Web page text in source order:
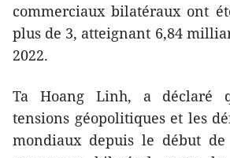
commerciaux bilatéraux ont
plus de 3, atteignant 6,84
2022.
Ta Hoang Linh, a déclaré
tensions géopolitiques et les
mondiaux depuis le début